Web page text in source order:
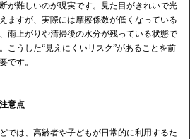
が難しいのが現実です。見た目がきれいで光
ますが、実際には摩擦係数が低くなっている
雨上がりや清掃後の水分が残っている状態で
こうした“見えにくいリスク”があることを前
です。
意点
では、高齢者や子どもが日常的に利用するた